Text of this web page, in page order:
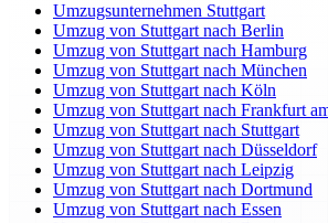
Umzugsunternehmen Stuttgart
Umzug von Stuttgart nach Berlin
Umzug von Stuttgart nach Hamburg
Umzug von Stuttgart nach München
Umzug von Stuttgart nach Köln
Umzug von Stuttgart nach Frankfurt
Umzug von Stuttgart nach Stuttgart
Umzug von Stuttgart nach Düsseldorf
Umzug von Stuttgart nach Leipzig
Umzug von Stuttgart nach Dortmund
Umzug von Stuttgart nach Essen